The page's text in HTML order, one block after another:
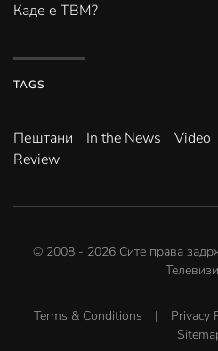
Каде е ТВМ?
TAGS
Пештани In the News Video
Review
© 2008 - 2026 Сите права
Terms & Conditions | Privacy